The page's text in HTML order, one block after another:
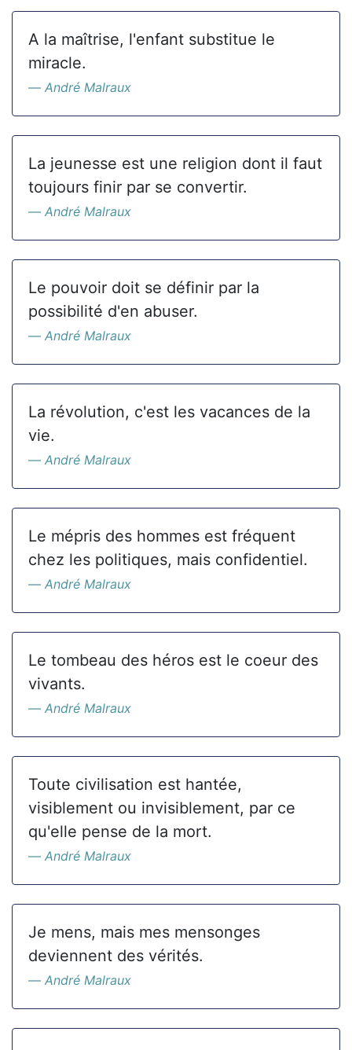
A la maîtrise, l'enfant substitue le
miracle.
André Malraux
La jeunesse est une religion dont il faut
toujours finir par se convertir.
André Malraux
Le pouvoir doit se définir par la
possibilité d'en abuser.
André Malraux
La révolution, c'est les vacances de la
vie.
André Malraux
Le mépris des hommes est fréquent
chez les politiques, mais confidentiel.
André Malraux
Le tombeau des héros est le coeur des
vivants.
André Malraux
Toute civilisation est hantée,
visiblement ou invisiblement, par ce
qu'elle pense de la mort.
André Malraux
Je mens, mais mes mensonges
deviennent des vérités.
André Malraux